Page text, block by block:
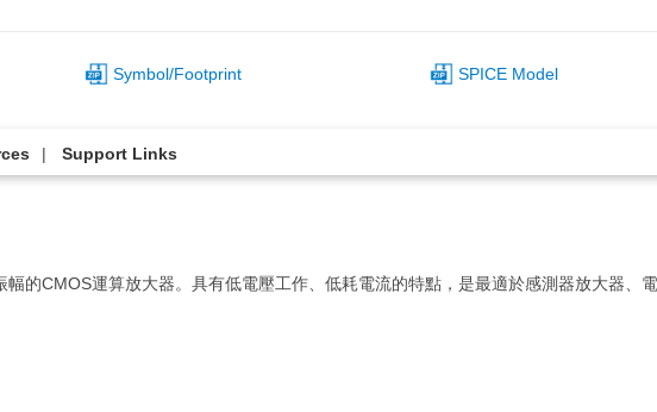
Symbol/Footprint SPICE Model
Support Links
的CMOS運算放大器。具有低電壓工作、低耗電流的特點，是最適於感測器放大器、